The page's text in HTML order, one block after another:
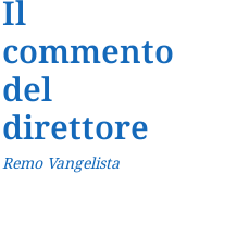
Il
commento
del
direttore
Remo Vangelista